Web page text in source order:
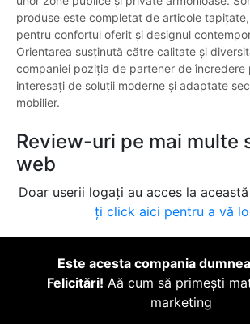
produse este completat de articole
pentru confortul oferit și designul
Orientarea susținută către calitate și
companiei poziția de partener de încredere
interesați de soluții moderne și adaptate
mobilier.
Review-uri pe mai multe
web
Doar userii logați au acces la
ți click aici pentru a vă
Este acesta compania
Felicitări! Aă cum să primești
marketing